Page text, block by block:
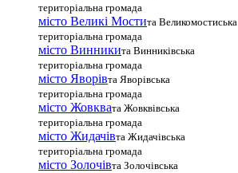
територіальна громада
місто Великі Мостита Великомостиська
територіальна громада
місто Винникита Винниківська
територіальна громада
місто Яворівта Яворівська
територіальна громада
місто Жовквата Жовквівська
територіальна громада
місто Жидачівта Жидачівська
територіальна громада
місто Золочівта Золочівська